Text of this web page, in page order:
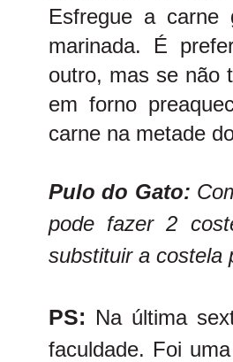
Esfregue a carne
marinada. É
outro, mas se não
em forno
carne na metade
Pulo do Gato:
pode fazer 2
substituir a costela
PS: Na última
faculdade. Foi